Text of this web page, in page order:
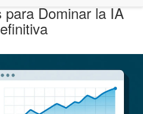
Dominar la IA